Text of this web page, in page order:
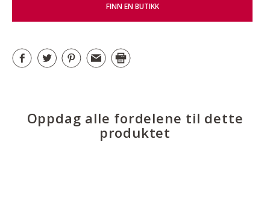
FINN EN BUTIKK
Oppdag alle fordelene til dette
produktet